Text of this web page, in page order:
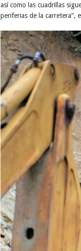
así como las cuadrillas
periferias de la carretera”,